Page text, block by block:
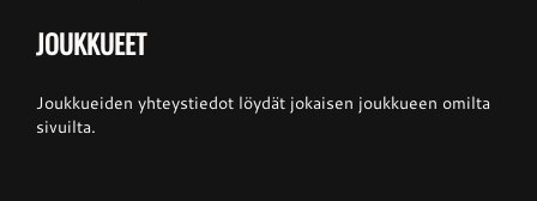
JOUKKUEET
Joukkueiden yhteystiedot löydät jokaisen joukkueen omilta
sivuilta.